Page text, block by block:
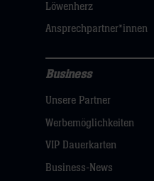
hier
Löwenherz
Ansprechpartner*innen
Navigation
öffnen,
dann
Business
Unsere Partner
Werbemöglichkeiten
VIP Dauerkarten
Business-News